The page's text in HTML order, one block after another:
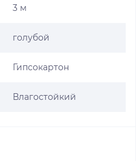
3 м
голубой
Гипсокартон
Влагостойкий